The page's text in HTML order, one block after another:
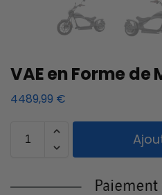
VAE en Forme de
4489,99 €